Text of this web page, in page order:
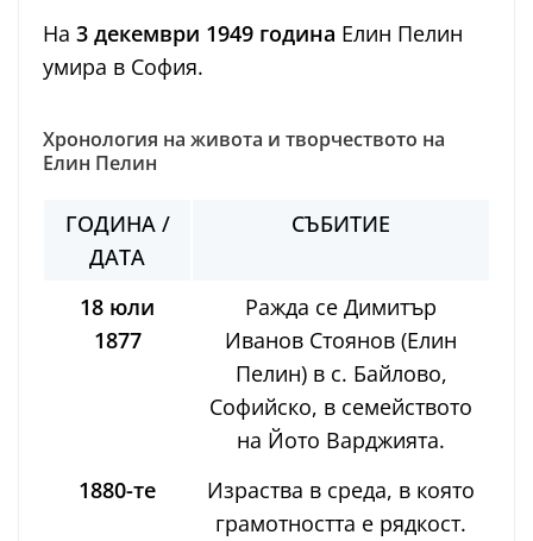
На 3 декември 1949 година Елин Пелин
умира в София.
Хронология на живота и творчеството на
Елин Пелин
ГОДИНА /
ДАТА
СЪБИТИЕ
18 юли
1877
Ражда се Димитър
Иванов Стоянов (Елин
Пелин) в с. Байлово,
Софийско, в семейството
на Йото Варджията.
1880-те
Израства в среда, в която
грамотността е рядкост.